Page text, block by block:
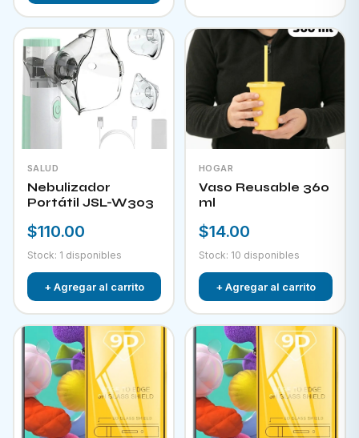
SALUD
Nebulizador
Portátil JSL-W303
$110.00
Stock: 1 disponibles
+ Agregar al carrito
HOGAR
Vaso Reusable 360
ml
$14.00
Stock: 10 disponibles
+ Agregar al carrito